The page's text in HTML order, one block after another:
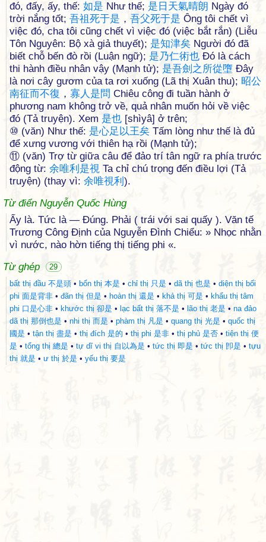
đó, đấy, ấy, thế: 如是 Như thế; 是 日 天氣晴朗 Ngày đó
trời nắng tốt; 吾祖死于是 ， 吾父死于是 Ông tôi chết vì
việc đó, cha tôi cũng chết vì việc đó (việc bắt rắn) (Liễu
Tôn Nguyên: Bộ xà giả thuyết); 是知津矣 Người đó đã
biết chỗ bến đò rồi (Luận ngữ); 是乃仁術也 Đó là cách
thi hành điều nhân vậy (Mạnh tử); 是吾劍 之所從墮 Đây
là nơi cây gươm của ta rơi xuống (Lã thị Xuân thu); 昭公
南征而不復 ， 寡人 是問 Chiêu công đi tuần hành ở
phương nam không trở về, quả nhân muốn hỏi về việc
đó (Tả truyện). Xem 是也 [shìyâ] ở trên;
⑩ (văn) Như thế: 是心足以王矣 Tấm lòng như thế là đủ
để xưng vương với thiên hạ rồi (Mạnh tử);
⑪ (văn) Trợ từ giữa câu để đảo trí tân ngữ ra phía trước
động từ: 余唯利 是視 Ta chỉ chú trọng đến điều lợi (Tả
truyện) (thay vì: 余唯視利 ).
Từ điển Nguyễn Quốc Hùng
Ấy là. Tức là — Đúng. Phải ( trái với sai quấy ). Văn tế
Trương Công Định của Nguyễn Đình Chiểu: » Nhọc nhằn
vì nước, nào hờn tiếng thị tiếng phi «.
Từ ghép
29
bất thị đầu 不是頭 • bổn thị 本是 • chỉ thị 只是 • dã thị 也是 • diện thị bối
phi 面是背非 • đãn thị 但是 • hoàn thị 還是 • khả thị 可是 • khẩu thị tâm
phi 口是心非 • khước thị 卻是 • lạc bất thị 落不是 • lão thị 老是 • na đảo
dã thị 那倒也是 • nhi thị 而是 • phàm thị 凡是 • quang thị 光是 • quốc thị
國是 • tận thị 盡是 • thị đích 是的 • thị phi 是非 • thị phủ 是否 • tiện thị 便
是 • tổng thị 總是 • tự dĩ vi thị 自以為是 • tức thị 即是 • tức thị 卽是 • tựu
thị 就是 • ư thị 於是 • yếu thị 要是